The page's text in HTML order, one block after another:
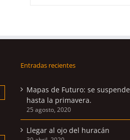
Entradas recientes
Mapas de Futuro: se suspende
hasta la primavera.
25 agosto, 2020
Llegar al ojo del huracán